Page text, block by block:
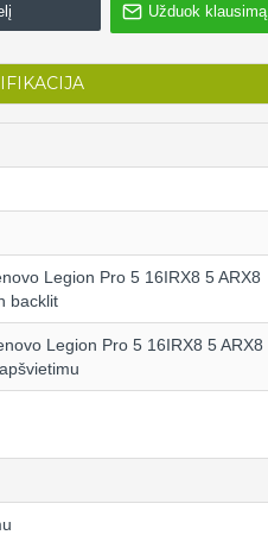
Užduok klausimą
Legion Pro 5 16IRX8 5 ARX8
backlit
Legion Pro 5 16IRX8 5 ARX8